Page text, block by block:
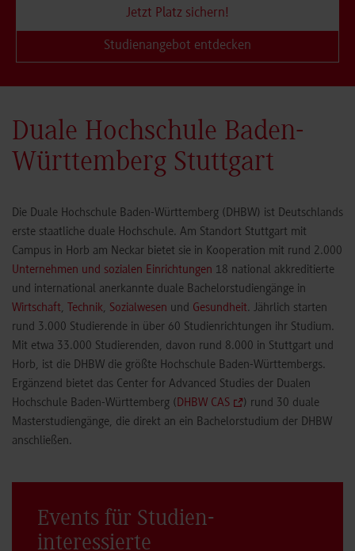
Jetzt Platz sichern!
Studienangebot entdecken
Duale Hochschule Baden-
Württemberg Stuttgart
Die Duale Hochschule Baden-Württemberg (DHBW) ist Deutschlands
erste staatliche duale Hochschule. Am Standort Stuttgart mit
Campus in Horb am Neckar bietet sie in Kooperation mit rund 2.000
Unternehmen und sozialen Einrichtungen 18 national akkreditierte
und international anerkannte duale Bachelorstudiengänge in
Wirtschaft, Technik, Sozialwesen und Gesundheit. Jährlich starten
rund 3.000 Studierende in über 60 Studienrichtungen ihr Studium.
Mit etwa 33.000 Studierenden, davon rund 8.000 in Stuttgart und
Horb, ist die DHBW die größte Hochschule Baden-Württembergs.
Ergänzend bietet das Center for Advanced Studies der Dualen
Hochschule Baden-Württemberg (DHBW CAS
) rund 30 duale
Masterstudiengänge, die direkt an ein Bachelorstudium der DHBW
anschließen.
Events für Studien­
interessierte